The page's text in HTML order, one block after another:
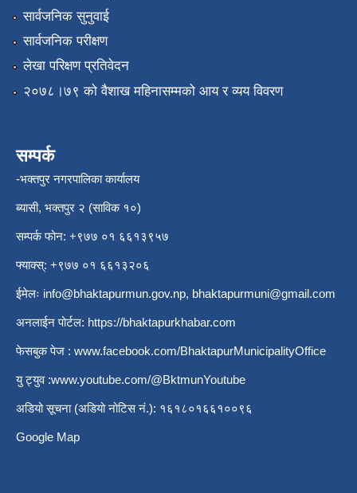
सार्वजनिक सुनुवाई
सार्वजनिक परीक्षण
लेखा परिक्षण प्रतिवेदन
२०७८।७९ को वैशाख महिनासम्मको आय र व्यय विवरण
सम्पर्क
-भक्तपुर नगरपालिका कार्यालय
ब्यासी, भक्तपुर २ (साविक १०)
सम्पर्क फोन: +९७७ ०१ ६६१३९५७
फ्याक्स्: +९७७ ०१ ६६१३२०६
ईमेलः info@bhaktapurmun.gov.np, bhaktapurmuni@gmail.com
अनलाईन पोर्टल: https://bhaktapurkhabar.com
फेसबुक पेज : www.facebook.com/BhaktapurMunicipalityOffice
यु ट्युव :www.youtube.com/@BktmunYoutube
अडियो सूचना (अडियो नोटिस नं.): १६१८०१६६१००९६
Google Map